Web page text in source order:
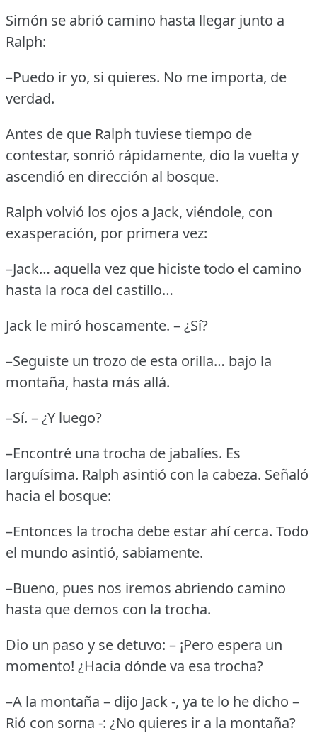
Simón se abrió camino hasta llegar junto a
Ralph:
–Puedo ir yo, si quieres. No me importa, de
verdad.
Antes de que Ralph tuviese tiempo de
contestar, sonrió rápidamente, dio la vuelta y
ascendió en dirección al bosque.
Ralph volvió los ojos a Jack, viéndole, con
exasperación, por primera vez:
–Jack… aquella vez que hiciste todo el camino
hasta la roca del castillo…
Jack le miró hoscamente. – ¿Sí?
–Seguiste un trozo de esta orilla… bajo la
montaña, hasta más allá.
–Sí. – ¿Y luego?
–Encontré una trocha de jabalíes. Es
larguísima. Ralph asintió con la cabeza. Señaló
hacia el bosque:
–Entonces la trocha debe estar ahí cerca. Todo
el mundo asintió, sabiamente.
–Bueno, pues nos iremos abriendo camino
hasta que demos con la trocha.
Dio un paso y se detuvo: – ¡Pero espera un
momento! ¿Hacia dónde va esa trocha?
–A la montaña – dijo Jack -, ya te lo he dicho –
Rió con sorna -: ¿No quieres ir a la montaña?